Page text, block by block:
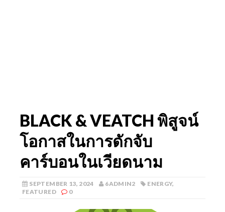
BLACK & VEATCH พิสูจน์
โอกาสในการดักจับ
คาร์บอนในเวียดนาม
SEPTEMBER 13, 2024 6ADMIN2 ENERGY,
FEATURED
0